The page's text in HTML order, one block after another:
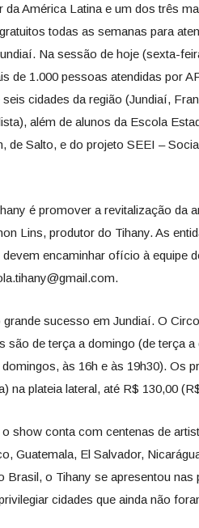
da América Latina e um dos três
todas as semanas para
Na sessão de hoje (sexta-
de 1.000 pessoas atendidas por
cidades da região (Jundiaí,
além de alunos da Escola
de Salto, e do projeto SEEI –
é promover a revitalização da
Lins, produtor do Tihany. As
encaminhar ofício à equipe
sucesso em Jundiaí. O
são de terça a domingo (de terça
às 16h e às 19h30). Os
na plateia lateral, até R$ 130,00
show conta com centenas de
Guatemala, El Salvador,
Brasil, o Tihany se apresentou
cidades que ainda não